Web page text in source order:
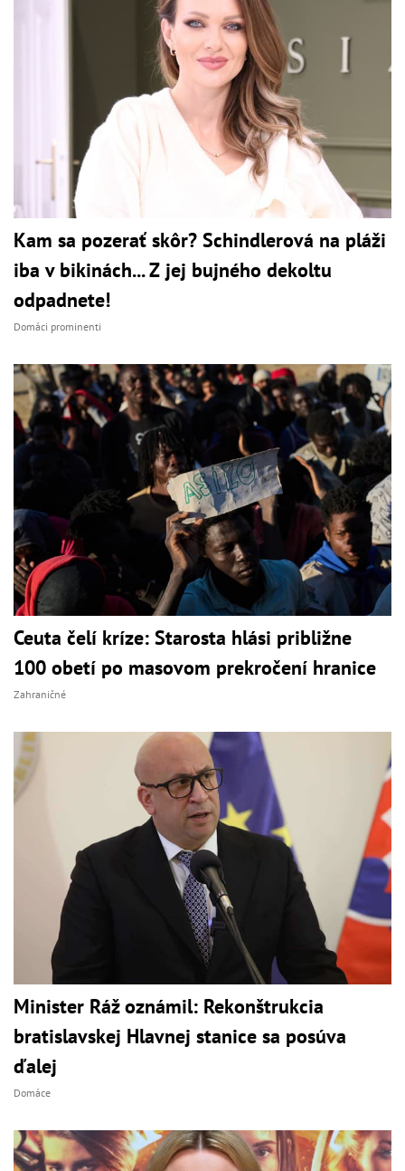
Kam sa pozerať skôr? Schindlerová na pláži
iba v bikinách... Z jej bujného dekoltu
odpadnete!
Domáci prominenti
Ceuta čelí kríze: Starosta hlási približne
100 obetí po masovom prekročení hranice
Zahraničné
Minister Ráž oznámil: Rekonštrukcia
bratislavskej Hlavnej stanice sa posúva
ďalej
Domáce